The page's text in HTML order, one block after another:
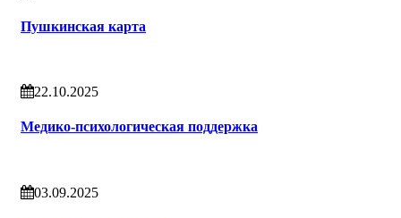
Пушкинская карта
22.10.2025
Медико-психологическая поддержка
03.09.2025